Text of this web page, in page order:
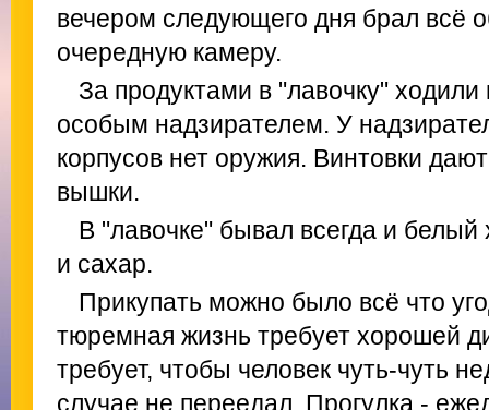
вечером следующего дня брал всё
очередную камеру.
За продуктами в "лавочку"
особым надзирателем. У
корпусов нет оружия. Винтовки
вышки.
В "лавочке" бывал всегда и
и сахар.
Прикупать можно было всё что
тюремная жизнь требует хорошей
требует, чтобы человек чуть-чуть
случае не переедал. Прогулка -